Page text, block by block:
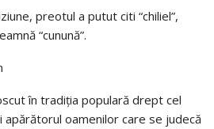
preotul a putut citi “chiliel”,
“cunună”.
în tradiția populară drept cel
apărătorul oamenilor care se judecă